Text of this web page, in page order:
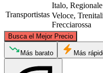
Transportistas
Italo,
Veloce,
Frecciarossa
Busca el Mejor Precio
Más barato Más